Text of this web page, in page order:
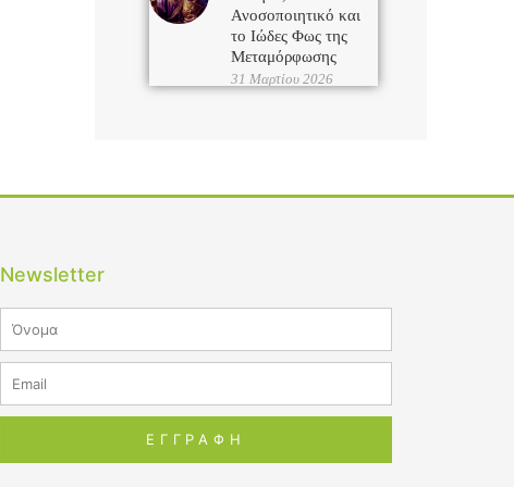
Ανοσοποιητικό και
το Ιώδες Φως της
Μεταμόρφωσης
31 Μαρτίου 2026
Newsletter
Name
Email
ΕΓΓΡΑΦΗ